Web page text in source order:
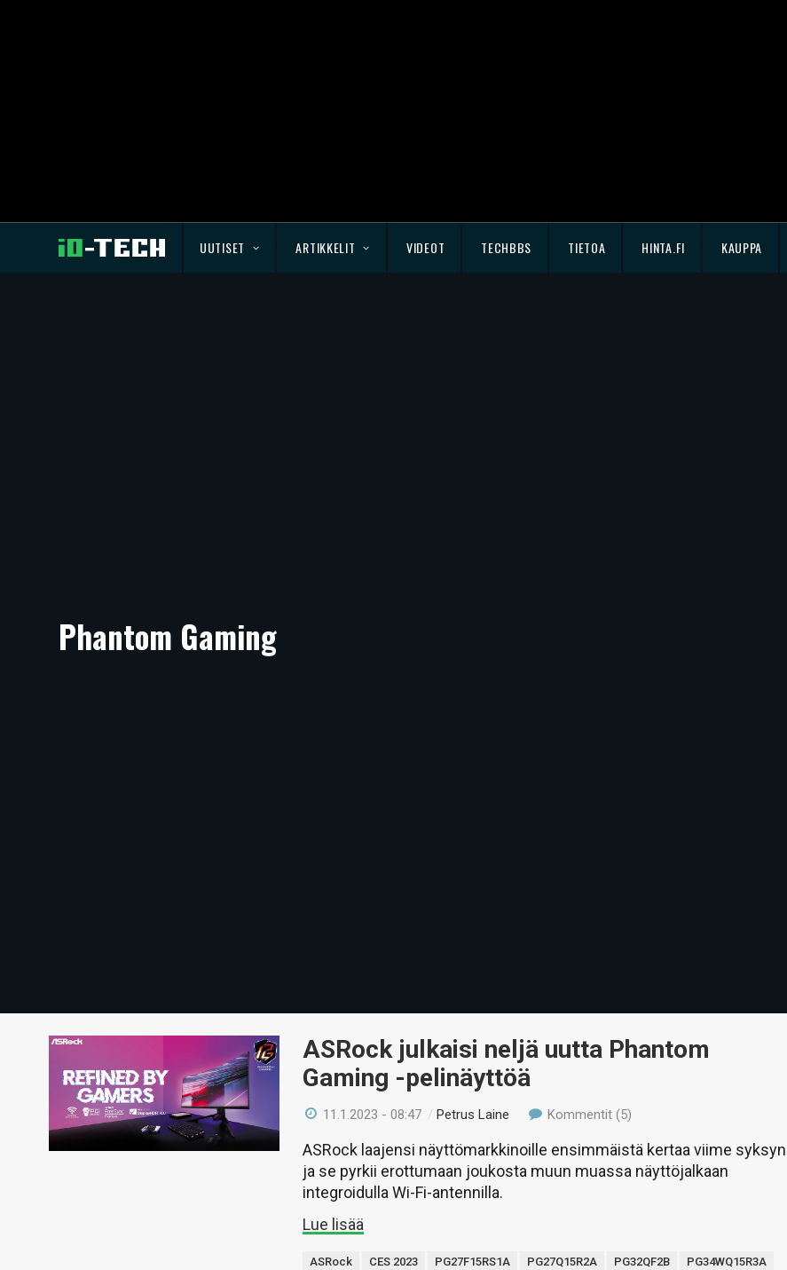
UUTISET ARTIKKELIT VIDEOT TECHBBS TIETOA HINTA.FI KAUPPA
Phantom Gaming
ASRock julkaisi neljä uutta Phantom
Gaming -pelinäyttöä
11.1.2023 - 08:47 /Petrus Laine Kommentit (5)
ASRock laajensi näyttömarkkinoille ensimmäistä kertaa viime
ja se pyrkii erottumaan joukosta muun muassa näyttöjalkaan
integroidulla Wi-Fi-antennilla.
Lue lisää
ASRock CES 2023 PG27F15RS1A PG27Q15R2A PG32QF2B
PG34WQ15R3A